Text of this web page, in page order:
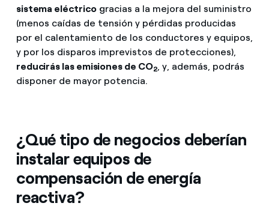
sistema eléctricogracias a la mejora del suministro
(menos caídas de tensión y pérdidas producidas
por el calentamiento de los conductores y equipos,
y por los disparos imprevistos de protecciones),
reducirás las emisiones de CO2 , y, además, podrás
disponer de mayor potencia.
¿Qué tipo de negocios deberían
instalarequipos de
compensación de energía
reactiva?